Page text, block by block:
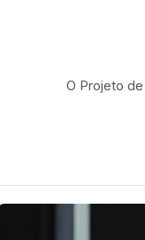
O Projeto